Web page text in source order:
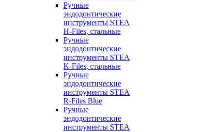
Ручные
эндодонтические
инструменты STEA
H-Files, стальные
Ручные
эндодонтические
инструменты STEA
K-Files, стальные
Ручные
эндодонтические
инструменты STEA
R-Files Blue
Ручные
эндодонтические
инструменты STEA